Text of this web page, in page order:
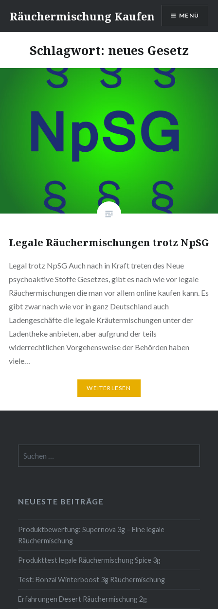
zum
Inhalt
Räuchermischung Kaufen MENÜ
Schlagwort: neues Gesetz
Legale Räuchermischungen trotz NpSG
Legal trotz NpSG Auch nach in Kraft treten des Neue
psychoaktive Stoffe Gesetzes, gibt es nach wie vor legale
Räuchermischungen die man vor allem online kaufen kann. Es
gibt zwar nach wie vor in ganz Deutschland auch
Ladengeschäfte die legale Kräutermischungen unter der
Ladentheke anbieten, aber aufgrund der teils
widerrechtlichen Vorgehensweise der Behörden haben
viele…
WEITERLESEN
nach:
NEUESTE BEITRÄGE
Produktbewertung: Supernova 3g – Eine legale
Räuchermischung
Produkttest legale Räuchermischung Spice 3g
Test: Bonzai Winterboost 3g Räuchermischung
Erfahrungen Desert Räuchermischung 2g